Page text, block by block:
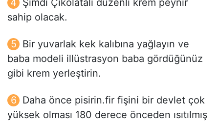
Şimdi Çikolatalı düzenli krem peynir
sahip olacak.
Bir yuvarlak kek kalıbına yağlayın ve
baba modeli illüstrasyon baba gördüğünüz
gibi krem yerleştirin.
Daha önce pisirin.fir fişini bir devlet çok
yüksek olması 180 derece önceden ısıtılmış